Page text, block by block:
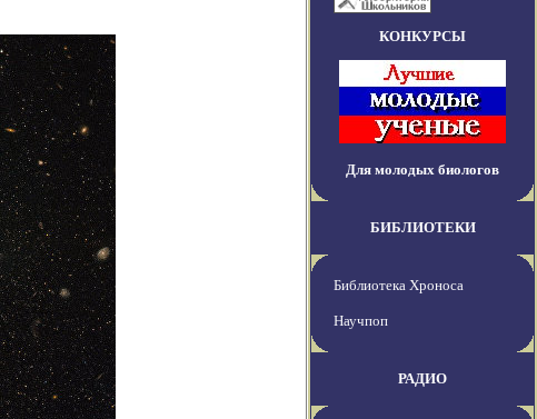
КОНКУРСЫ
Для молодых биологов
БИБЛИОТЕКИ
Библиотека Хроноса
Научпоп
РАДИО